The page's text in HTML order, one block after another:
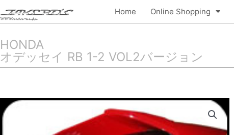
容
ス
キ
ッ
Home Online Shopping
HONDA
オデッセイ RB 1-2 VOL2バージョン